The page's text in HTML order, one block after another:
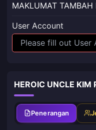
MAKLUMAT TAMBAH
User Account
HEROIC UNCLE KIM
Penerangan